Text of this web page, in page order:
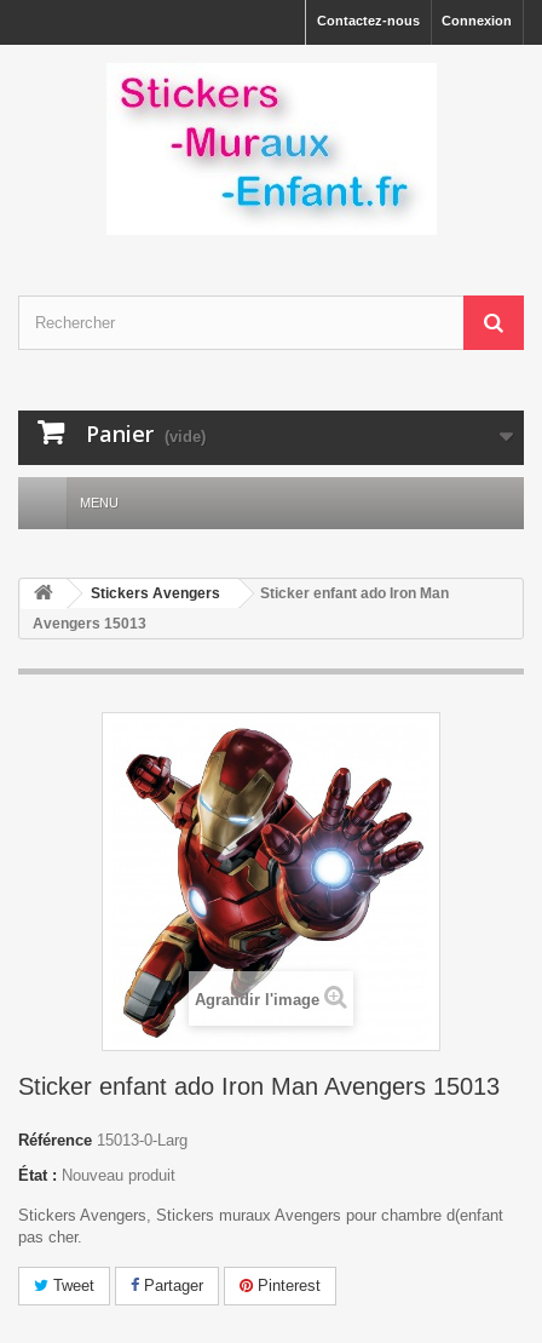
Connexion
Contactez-nous
Panier (vide)
MENU
Stickers Avengers
Sticker enfant ado Iron Man
Avengers 15013
Agrandir l'image
Sticker enfant ado Iron Man Avengers 15013
Référence 15013-0-Larg
État : Nouveau produit
Stickers Avengers, Stickers muraux Avengers pour chambre d(enfant
pas cher.
Tweet Partager Pinterest